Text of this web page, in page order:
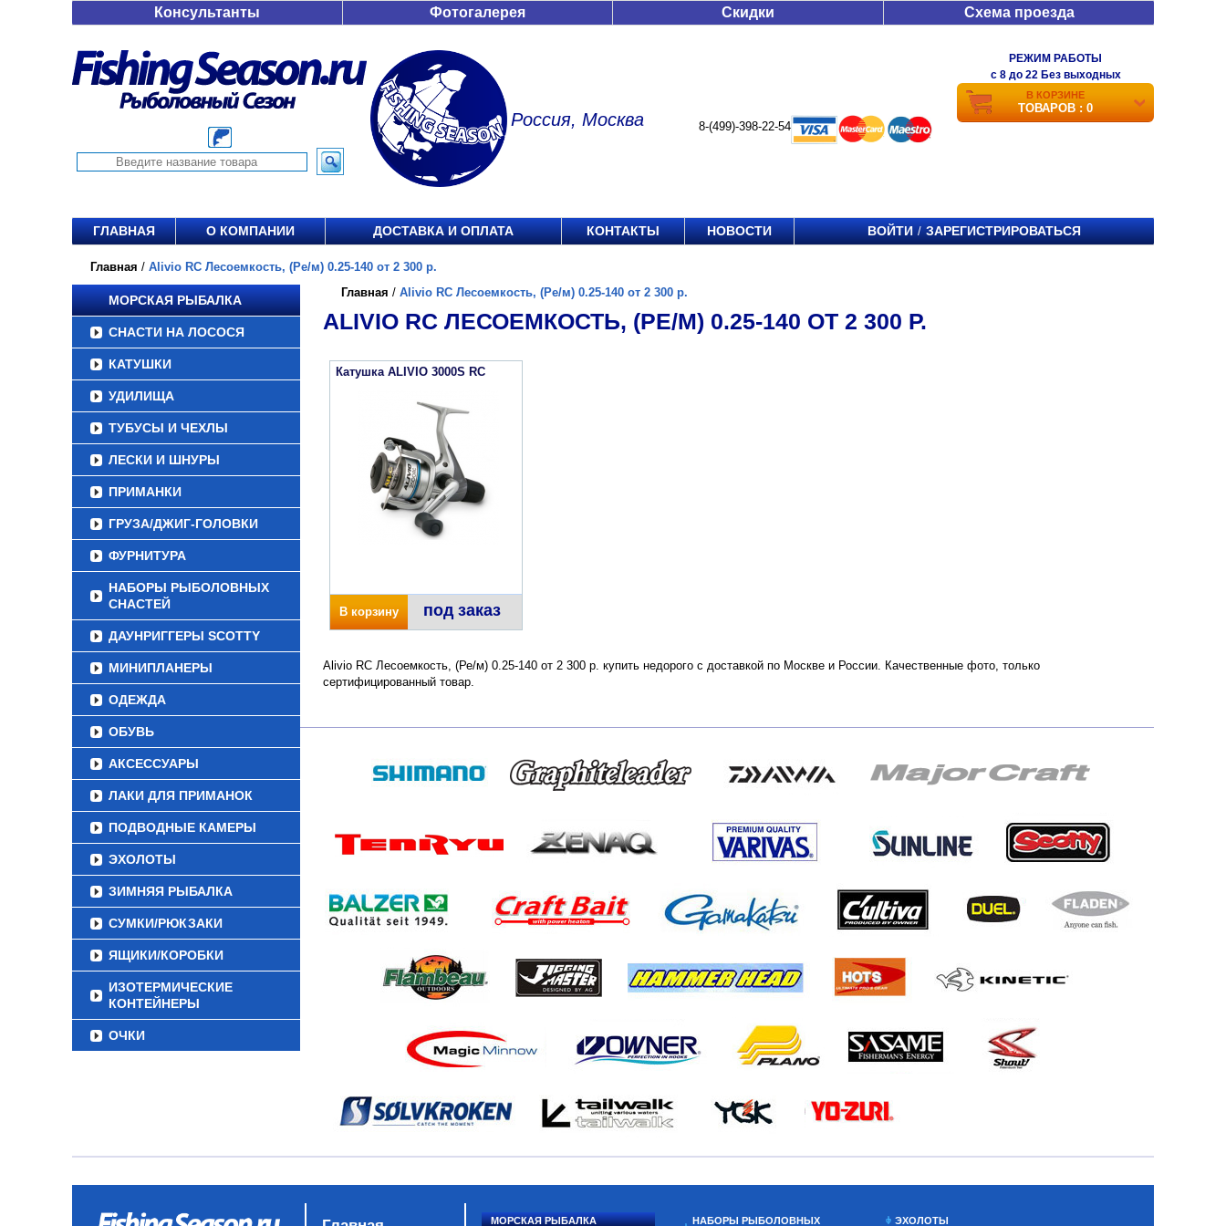
Консультанты Фотогалерея Скидки Схема проезда
Россия, Москва 8-(499)-398-22-54
РЕЖИМ РАБОТЫ
c 8 до 22 Без выходных
В КОРЗИНЕ
ТОВАРОВ : 0
ГЛАВНАЯ О КОМПАНИИ ДОСТАВКА И ОПЛАТА КОНТАКТЫ НОВОСТИ ВОЙТИ / ЗАРЕГИСТРИРОВАТЬСЯ
Главная / Alivio RC Лесоемкость, (Ре/м) 0.25-140 от 2 300 р.
МОРСКАЯ РЫБАЛКА
СНАСТИ НА ЛОСОСЯ
КАТУШКИ
УДИЛИЩА
ТУБУСЫ И ЧЕХЛЫ
ЛЕСКИ И ШНУРЫ
ПРИМАНКИ
ГРУЗА/ДЖИГ-ГОЛОВКИ
ФУРНИТУРА
НАБОРЫ РЫБОЛОВНЫХ
СНАСТЕЙ
ДАУНРИГГЕРЫ SCOTTY
МИНИПЛАНЕРЫ
ОДЕЖДА
ОБУВЬ
АКСЕССУАРЫ
ЛАКИ ДЛЯ ПРИМАНОК
ПОДВОДНЫЕ КАМЕРЫ
ЭХОЛОТЫ
ЗИМНЯЯ РЫБАЛКА
СУМКИ/РЮКЗАКИ
ЯЩИКИ/КОРОБКИ
ИЗОТЕРМИЧЕСКИЕ
КОНТЕЙНЕРЫ
ОЧКИ
Главная / Alivio RC Лесоемкость, (Ре/м) 0.25-140 от 2 300 р.
ALIVIO RC ЛЕСОЕМКОСТЬ, (РЕ/М) 0.25-140 ОТ 2 300 Р.
Катушка ALIVIO 3000S RC
В корзину под заказ
Alivio RC Лесоемкость, (Ре/м) 0.25-140 от 2 300 р. купить недорого с доставкой по Москве и России. Качественные фото, только
сертифицированный товар.
МОРСКАЯ РЫБАЛКА НАБОРЫ РЫБОЛОВНЫХ ЭХОЛОТЫ